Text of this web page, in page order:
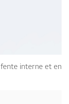
fente interne et en